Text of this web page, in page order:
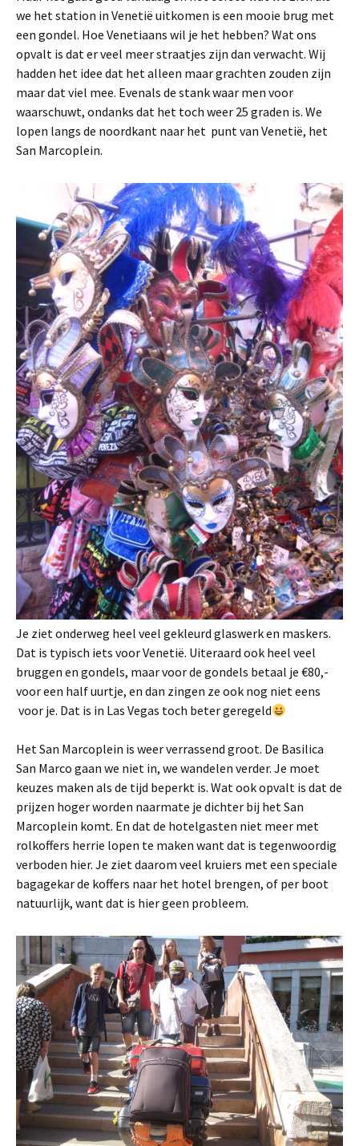
we het station in Venetië uitkomen is een mooie brug met
een gondel. Hoe Venetiaans wil je het hebben? Wat ons
opvalt is dat er veel meer straatjes zijn dan verwacht. Wij
hadden het idee dat het alleen maar grachten zouden zijn
maar dat viel mee. Evenals de stank waar men voor
waarschuwt, ondanks dat het toch weer 25 graden is. We
lopen langs de noordkant naar het punt van Venetië, het
San Marcoplein.
Je ziet onderweg heel veel gekleurd glaswerk en maskers.
Dat is typisch iets voor Venetië. Uiteraard ook heel veel
bruggen en gondels, maar voor de gondels betaal je €80,-
voor een half uurtje, en dan zingen ze ook nog niet eens
voor je. Dat is in Las Vegas toch beter geregeld
Het San Marcoplein is weer verrassend groot. De Basilica
San Marco gaan we niet in, we wandelen verder. Je moet
keuzes maken als de tijd beperkt is. Wat ook opvalt is dat de
prijzen hoger worden naarmate je dichter bij het San
Marcoplein komt. En dat de hotelgasten niet meer met
rolkoffers herrie lopen te maken want dat is tegenwoordig
verboden hier. Je ziet daarom veel kruiers met een speciale
bagagekar de koffers naar het hotel brengen, of per boot
natuurlijk, want dat is hier geen probleem.